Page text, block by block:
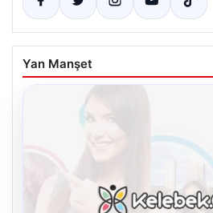
Yan Manşet